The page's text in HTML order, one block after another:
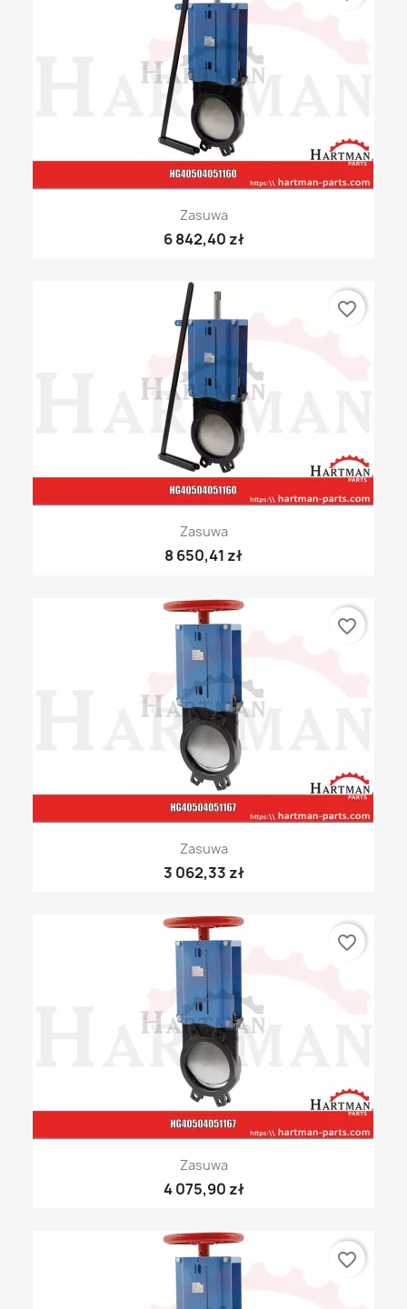
Zasuwa
6 842,40 zł
Zasuwa
8 650,41 zł
favorite_border
Zasuwa
3 062,33 zł
favorite_border
Zasuwa
4 075,90 zł
favorite_border
favorite_border